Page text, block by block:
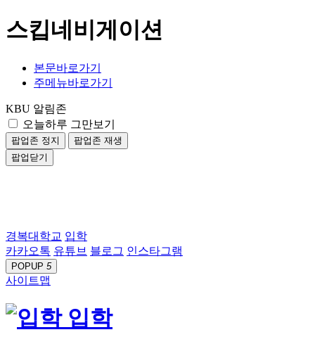
스킵네비게이션
본문바로가기
주메뉴바로가기
KBU 알림존
오늘하루 그만보기
팝업존 정지
팝업존 재생
팝업닫기
경복대학교 입학
카카오톡 유튜브 블로그 인스타그램
POPUP 5
사이트맵
입학